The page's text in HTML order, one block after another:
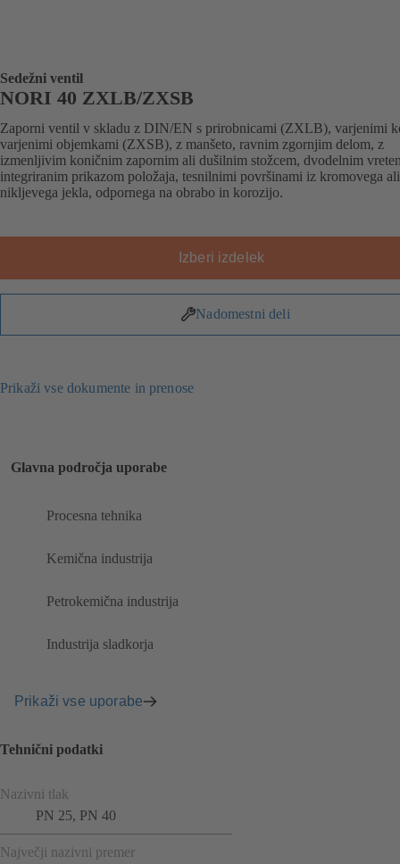
Sedežni ventil
NORI 40 ZXLB/ZXSB
Zaporni ventil v skladu z DIN/EN s prirobnicami (ZXLB), varjenimi
varjenimi objemkami (ZXSB), z manšeto, ravnim zgornjim delom, z
izmenljivim koničnim zapornim ali dušilnim stožcem, dvodelnim
integriranim prikazom položaja, tesnilnimi površinami iz kromovega
nikljevega jekla, odpornega na obrabo in korozijo.
Izberi izdelek
Nadomestni deli
Prikaži vse dokumente in prenose
Glavna področja uporabe
Procesna tehnika
Kemična industrija
Petrokemična industrija
Industrija sladkorja
Prikaži vse uporabe
Tehnični podatki
Nazivni tlak
PN 25, PN 40
Največji nazivni premer